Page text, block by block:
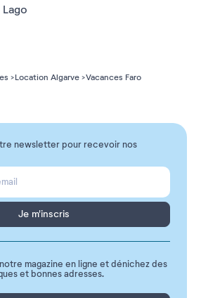
Location Algarve Vacances Faro
newsletter pour recevoir nos
Je m'inscris
magazine en ligne et dénichez des
et bonnes adresses.